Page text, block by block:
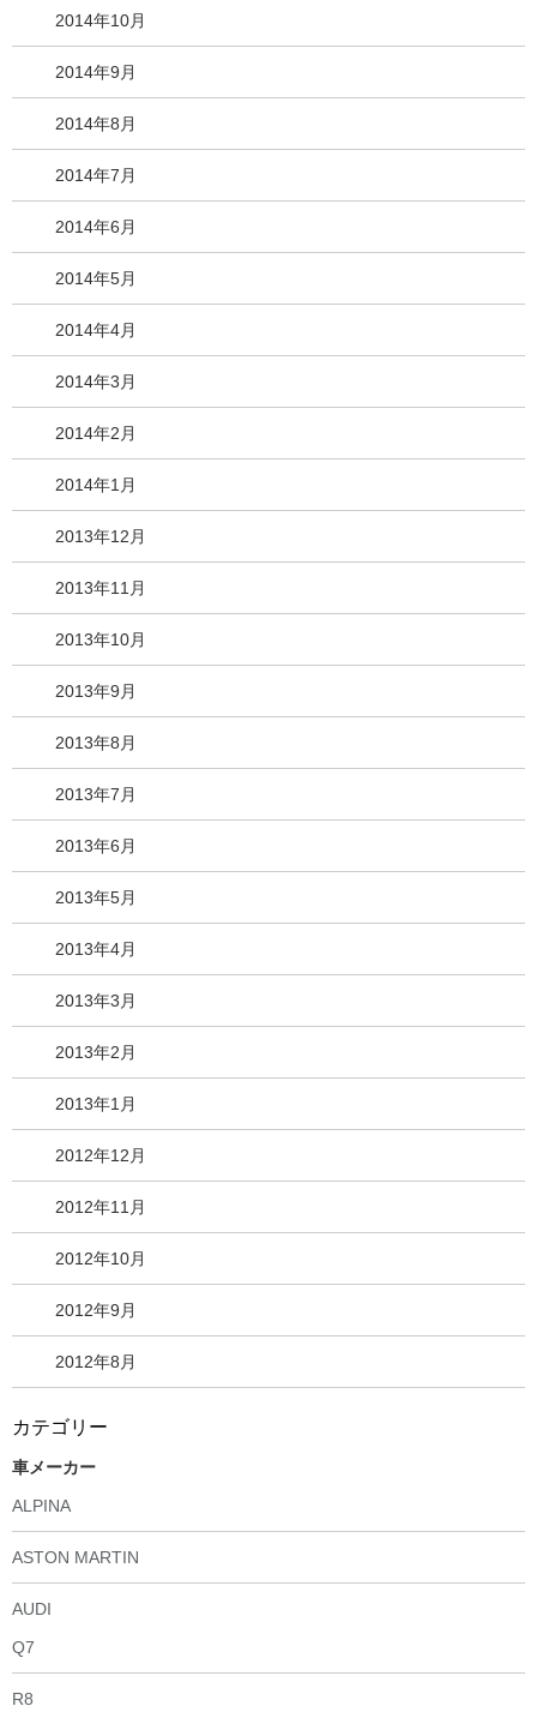
2014年10月
2014年9月
2014年8月
2014年7月
2014年6月
2014年5月
2014年4月
2014年3月
2014年2月
2014年1月
2013年12月
2013年11月
2013年10月
2013年9月
2013年8月
2013年7月
2013年6月
2013年5月
2013年4月
2013年3月
2013年2月
2013年1月
2012年12月
2012年11月
2012年10月
2012年9月
2012年8月
カテゴリー
車メーカー
ALPINA
ASTON MARTIN
AUDI
Q7
R8